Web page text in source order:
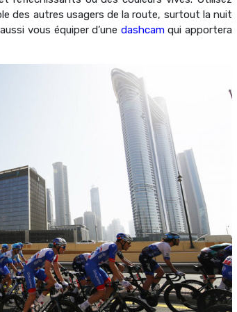
des autres usagers de la route, surtout la nuit
vous équiper d’une dashcamqui apportera